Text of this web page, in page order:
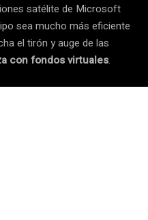
satélite de Microsoft
sea mucho más eficiente
el tirón y auge de las
con fondos virtuales.